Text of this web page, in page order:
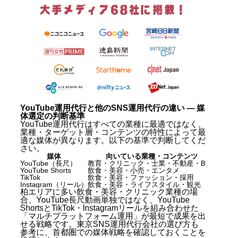
YouTube運用代行と他のSNS運用代行の違い — 媒
体選定の判断基準
YouTube運用代行はすべての業種に最適ではなく、
業種・ターゲット層・コンテンツの特性によって最
適な媒体が異なります。以下の基準で判断してくだ
さい。
媒体
向いている業種・コンテンツ
YouTube（長尺）
教育・クリニック・士業・不動産・BtoB
YouTube Shorts
飲食・美容・小売・エンタメ
TikTok
飲食・美容・ファッション・採用
Instagram（リール） 飲食・美容・ライフスタイル・観光
柏エリアに多い飲食・美容・クリニック業種の場
合、YouTube長尺動画単独ではなく、YouTube
ShortsとTikTok・Instagramリールを組み合わせた
「マルチプラットフォーム運用」が最短で成果を出
せる戦略です。 東京SNS運用代行会社の選び方も
参考に、首都圏での媒体戦略を確認しておくことを